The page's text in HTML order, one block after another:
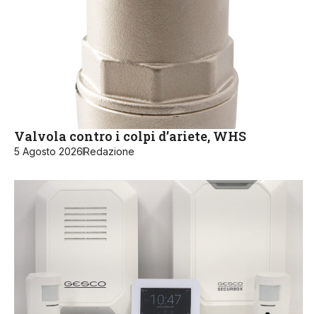
Valvola contro i colpi d’ariete, WHS
5 Agosto 2026Redazione